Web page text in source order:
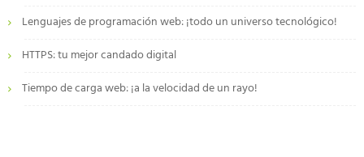
Lenguajes de programación web: ¡todo un universo tecnológico!
HTTPS: tu mejor candado digital
Tiempo de carga web: ¡a la velocidad de un rayo!